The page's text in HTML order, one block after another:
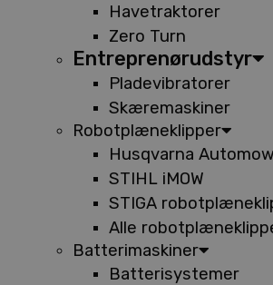
Havetraktorer
Zero Turn
Entreprenørudstyr
Pladevibratorer
Skæremaskiner
Robotplæneklipper
Husqvarna
STIHL iMOW
STIGA
Alle
Batterimaskiner
Batterisystemer